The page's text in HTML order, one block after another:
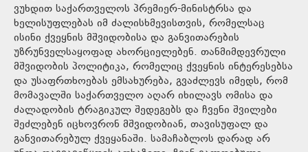
ვუხდით საქართველოს პრემიერ-მინისტრსა და
ხელისუფლებას იმ ძალისხმევისთვის, რომელსაც
ისინი ქვეყნის მშვიდობისა და განვითარების
უზრუნველსაყოფად ახორციელებენ. თანმიმდევრული
მშვიდობის პოლიტიკა, რომელიც ქვეყნის ინტერესებსა
და უსაფრთხოებას ემსახურება, გვაძლევს იმედს, რომ
მომავალში საქართველო აღარ იხილავს ომისა და
ძალადობის ტრაგიკულ შედეგებს და ჩვენი შვილები
შეძლებენ იცხოვრონ მშვიდობიან, თავისუფალ და
განვითარებულ ქვეყანაში. სამაჩაბლოს დარად არ